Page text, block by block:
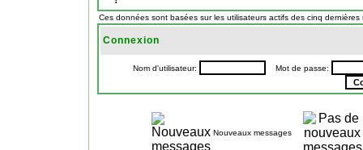
Ces données sont basées sur les utilisateurs actifs des cinq dernières
Connexion
Nom d'utilisateur: Mot de passe:
Nouveaux messages